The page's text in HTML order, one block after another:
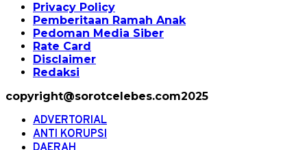
Privacy Policy
Pemberitaan Ramah Anak
Pedoman Media Siber
Rate Card
Disclaimer
Redaksi
copyright@sorotcelebes.com2025
ADVERTORIAL
ANTI KORUPSI